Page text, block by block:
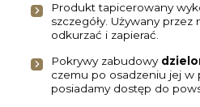
Produkt tapicerowany
szczegóły. Używany przez
odkurzać i zapierać.
Pokrywy zabudowy
czemu po osadzeniu jej w
posiadamy dostęp do